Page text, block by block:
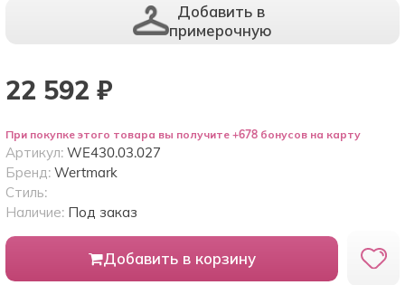
Добавить в
примерочную
22 592 ₽
При покупке этого товара вы получите +678 бонусов на карту
Добавить в корзину
Артикул: WE430.03.027
Бренд: Wertmark
Стиль:
Наличие: Под заказ